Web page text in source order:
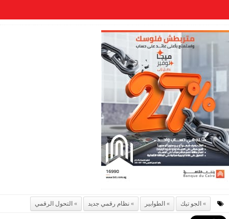
الجو تيك الطوابير نظام رقمي جديد التحول الرقمي